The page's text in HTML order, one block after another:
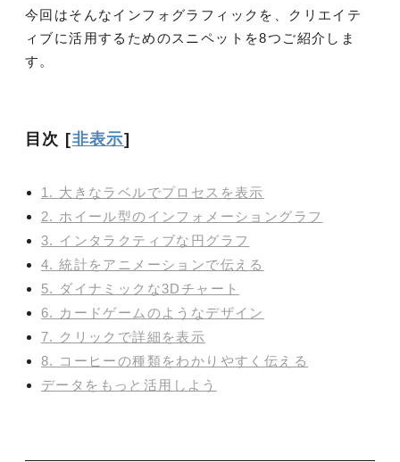
今回はそんなインフォグラフィックを、クリエイテ
ィブに活用するためのスニペットを8つご紹介しま
す。
目次 [非表示]
1. 大きなラベルでプロセスを表示
2. ホイール型のインフォメーショングラフ
3. インタラクティブな円グラフ
4. 統計をアニメーションで伝える
5. ダイナミックな3Dチャート
6. カードゲームのようなデザイン
7. クリックで詳細を表示
8. コーヒーの種類をわかりやすく伝える
データをもっと活用しよう